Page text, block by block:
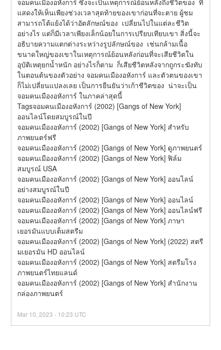
แสดงให้เห็นเพียงช่วงเวลาสุดท้ายของเขาก่อนที่จะตาย ผู้ชม
สามารถโต้แย้งได้ว่าอัตลักษณ์ของ  เปลี่ยนไปในแต่ละชีวิต
อย่างไร แต่ก็มีเวลาเพียงเล็กน้อยในการเปรียบเทียบเขา สิ่งนี้จะ
อธิบายความแตกต่างระหว่างรูปลักษณ์ของ  เช่นกล้ามเนื้อ
ขนาดใหญ่ของเขาในเหตุการณ์ย้อนหลังก่อนที่จะเสียชีวิตใน
อุบัติเหตุยกน้ำหนัก อย่างไรก็ตาม  ก็เสียชีวิตหลังจากถูกระฆังทับ
ในตอนต้นของตัวอย่าง จอมคนเมืองอหังการ์ และตัวตนของเขา
ก็ไม่เปลี่ยนแปลงเลย เป็นการยืนยันว่าเก้าชีวิตของ  น่าจะเป็น
จอมคนเมืองอหังการ์ ในภาคล่าสุดนี้
Tagsจอมคนเมืองอหังการ์ (2002) [Gangs of New York]
ออนไลน์โดยสมบูรณ์ในปี
จอมคนเมืองอหังการ์ (2002) [Gangs of New York] สำหรับ
ภาพยนตร์ฟรี
จอมคนเมืองอหังการ์ (2002) [Gangs of New York] ดูภาพยนตร์
จอมคนเมืองอหังการ์ (2002) [Gangs of New York] ฟิล์ม
สมบูรณ์ USA
จอมคนเมืองอหังการ์ (2002) [Gangs of New York] ออนไลน์
อย่างสมบูรณ์ในปี
จอมคนเมืองอหังการ์ (2002) [Gangs of New York] ออนไลน์
จอมคนเมืองอหังการ์ (2002) [Gangs of New York] ออนไลน์ฟรี
จอมคนเมืองอหังการ์ (2002) [Gangs of New York] ภาษา
เยอรมันแบบเต็มสตรีม
จอมคนเมืองอหังการ์ (2002) [Gangs of New York] (2022) สตรี
มเยอรมัน HD ออนไลน์
จอมคนเมืองอหังการ์ (2002) [Gangs of New York] สตรีมโรง
ภาพยนตร์ไทยแลนด์
จอมคนเมืองอหังการ์ (2002) [Gangs of New York] สํานักงาน
กล่องภาพยนตร์
Mar 10 ,2023 - 10:23 UTC